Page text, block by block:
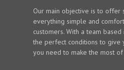
Our main objective is to offer
everything simple and
customers. With a team
the perfect conditions to give
you need to make the most of